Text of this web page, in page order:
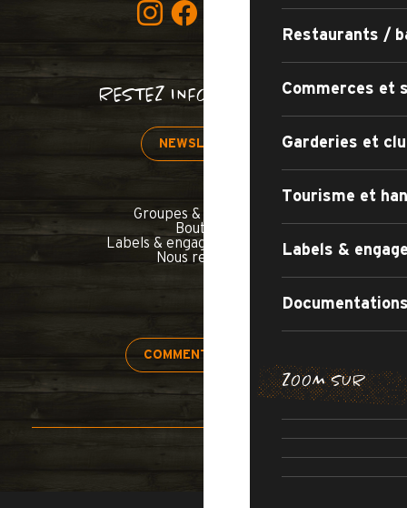
Restaurants /
Commerces et
Garderies et
Tourisme et
Labels &
ZOOM SUR
SÉJOURS
RESTEZ INFORMÉS !
NEWSLETTER
Groupes & séminaires
Boutique
Labels & engagements qualité
Nous rejoindre
COMMENT VENIR ?